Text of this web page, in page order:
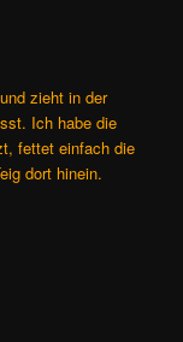
zieht in der
Ich habe die
fettet einfach die
dort hinein.